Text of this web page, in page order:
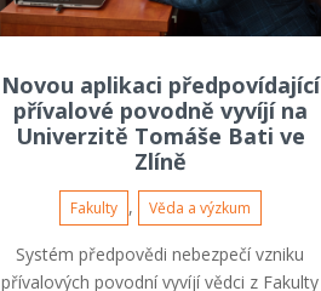
Novou aplikaci předpovídající
přívalové povodně vyvíjí na
Univerzitě Tomáše Bati ve
Zlíně
Fakulty , Věda a výzkum
Systém předpovědi nebezpečí vzniku
přívalových povodní vyvíjí vědci z Fakulty